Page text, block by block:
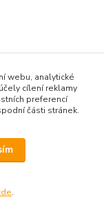
webu, analytické
cílení reklamy
preferencí
části stránek.
.